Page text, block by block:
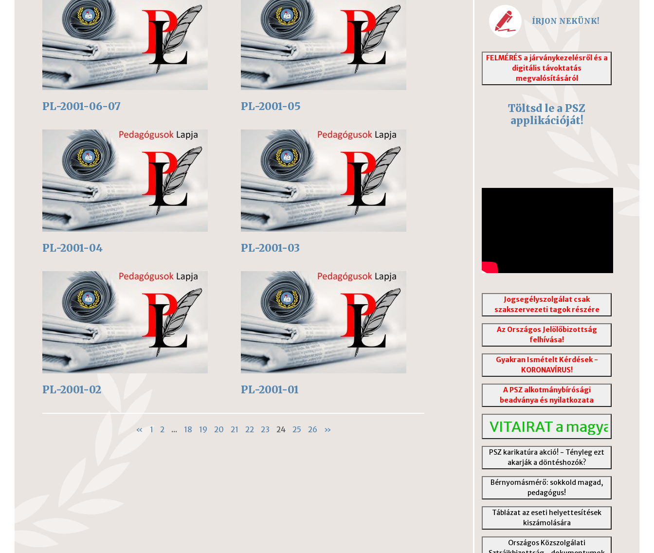
PL-2001-06-07 PL-2001-05
PL-2001-04 PL-2001-03
PL-2001-02 PL-2001-01
« 1 2 ... 18 19 20 21 22 23 24 25 26 »
ÍRJON NEKÜNK!
FELMÉRÉS a járványkezelésről és a
digitális távoktatás
megvalósításáról
Töltsd le a PSZ
applikációját!
Jogsegélyszolgálat csak
szakszervezeti tagok részére
Az Országos Jelölőbizottság
felhívása!
Gyakran Ismételt Kérdések -
KORONAVÍRUS!
A PSZ alkotmánybírósági
beadványa és nyilatkozata
VITAIRAT a magyar
PSZ karikatúra akció! - Tényleg ezt
akarják a döntéshozók?
Bérnyomásmérő: sokkold magad,
pedagógus!
Táblázat az eseti helyettesítések
kiszámolására
Országos Közszolgálati